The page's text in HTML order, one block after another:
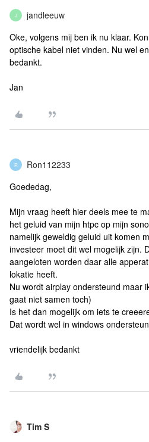
J jandleeuw
Oke, volgens mij ben ik nu klaar.
optische kabel niet vinden. Nu wel
bedankt.
Jan
R Ron112233
Goededag,
Mijn vraag heeft hier deels mee te
het geluid van mijn htpc op mijn
namelijk geweldig geluid uit komen
investeer moet dit wel mogelijk zijn.
aangeloten worden daar alle
lokatie heeft.
Nu wordt airplay ondersteund maar
gaat niet samen toch)
Is het dan mogelijk om iets te
Dat wordt wel in windows
vriendelijk bedankt
Tim S